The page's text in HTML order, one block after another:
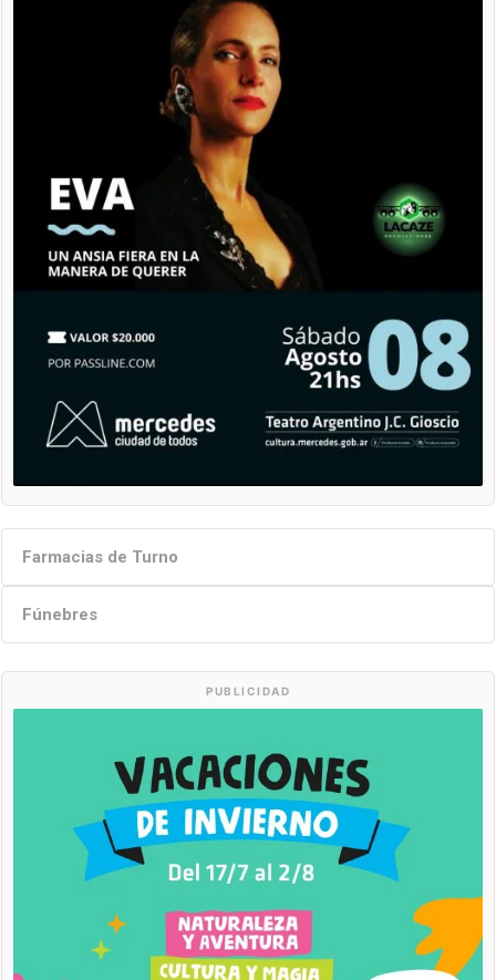
Farmacias de Turno
Fúnebres
PUBLICIDAD